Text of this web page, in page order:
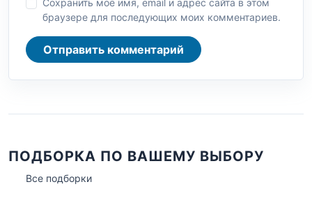
браузере для последующих моих комментариев.
Отправить комментарий
ПОДБОРКА ПО ВАШЕМУ ВЫБОРУ
Все подборки